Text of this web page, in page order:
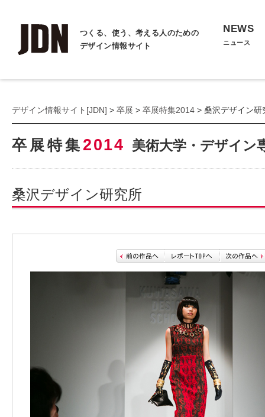
つくる、使う、考える人のための
デザイン情報サイト
NEWS
ニュース
デザイン情報サイト[JDN] > 卒展 > 卒展特集2014 > 桑沢デザイン研
卒展特集 2014 美術大学・デザイン
桑沢デザイン研究所